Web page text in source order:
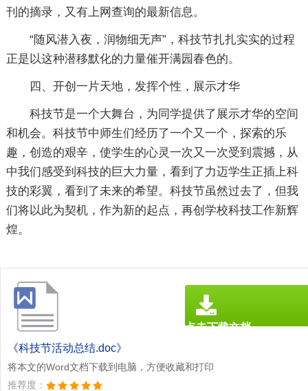
刊的摘录，又有上网查询的最新信息。
“随风潜入夜，润物细无声”，科技节扎扎实实的过程
正是以这种潜移默化的力量催开满园春色的。
四、开创一片天地，发挥个性，展示才华
科技节是一个大舞台，为同学提供了展示才华的空间
和机会。科技节中师生们经历了一个又一个，探索的乐
趣，创造的艰辛，使学生的心灵一次又一次受到震撼，从
中我们感受到科技的巨大力量，看到了力迈学生正插上科
技的彩翼，看到了未来的希望。科技节虽然过去了，但我
们将以此为契机，作为新的起点，再创学校科技工作新辉
煌。
《科技节活动总结.doc》
将本文的Word文档下载到电脑，方便收藏和打印
推荐度：
点击下载文档